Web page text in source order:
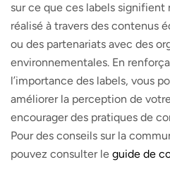
sur ce que ces labels
réalisé à travers des contenus
ou des partenariats avec des
environnementales. En
l’importance des labels, vous
améliorer la perception de
encourager des pratiques de
Pour des conseils sur la
pouvez consulter le guide de